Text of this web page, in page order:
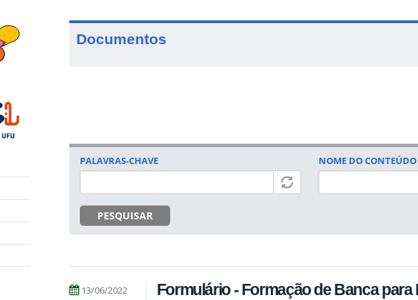
Documentos
PALAVRAS-CHAVE
PESQUISAR
NOME DO CONTEÚDO
13/06/2022
Formulário - Formação de Banca para